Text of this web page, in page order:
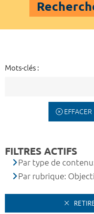
Mots-clés :
EFFACER
FILTRES ACTIFS
Par type de
Par rubrique: